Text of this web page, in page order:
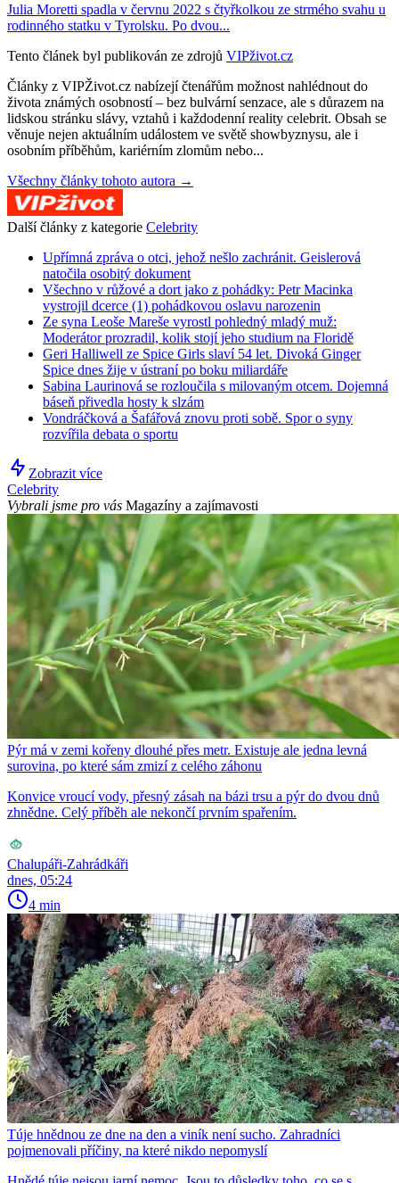
Julia Moretti spadla v červnu 2022 s čtyřkolkou ze strmého svahu u
rodinného statku v Tyrolsku. Po dvou...
Tento článek byl publikován ze zdrojů VIPživot.cz
Články z VIPŽivot.cz nabízejí čtenářům možnost nahlédnout do
života známých osobností – bez bulvární senzace, ale s důrazem na
lidskou stránku slávy, vztahů i každodenní reality celebrit. Obsah se
věnuje nejen aktuálním událostem ve světě showbyznysu, ale i
osobním příběhům, kariérním zlomům nebo...
Všechny články tohoto autora →
Další články z kategorie Celebrity
Upřímná zpráva o otci, jehož nešlo zachránit. Geislerová
natočila osobitý dokument
Všechno v růžové a dort jako z pohádky: Petr Macinka
vystrojil dcerce (1) pohádkovou oslavu narozenin
Ze syna Leoše Mareše vyrostl pohledný mladý muž:
Moderátor prozradil, kolik stojí jeho studium na Floridě
Geri Halliwell ze Spice Girls slaví 54 let. Divoká Ginger
Spice dnes žije v ústraní po boku miliardáře
Sabina Laurinová se rozloučila s milovaným otcem. Dojemná
báseň přivedla hosty k slzám
Vondráčková a Šafářová znovu proti sobě. Spor o syny
rozvířila debata o sportu
Zobrazit více
Celebrity
Vybrali jsme pro vás Magazíny a zajímavosti
Pýr má v zemi kořeny dlouhé přes metr. Existuje ale jedna levná
surovina, po které sám zmizí z celého záhonu
Konvice vroucí vody, přesný zásah na bázi trsu a pýr do dvou dnů
zhnědne. Celý příběh ale nekončí prvním spařením.
Chalupáři-Zahrádkáři
dnes, 05:24
4 min
Túje hnědnou ze dne na den a viník není sucho. Zahradníci
pojmenovali příčiny, na které nikdo nepomyslí